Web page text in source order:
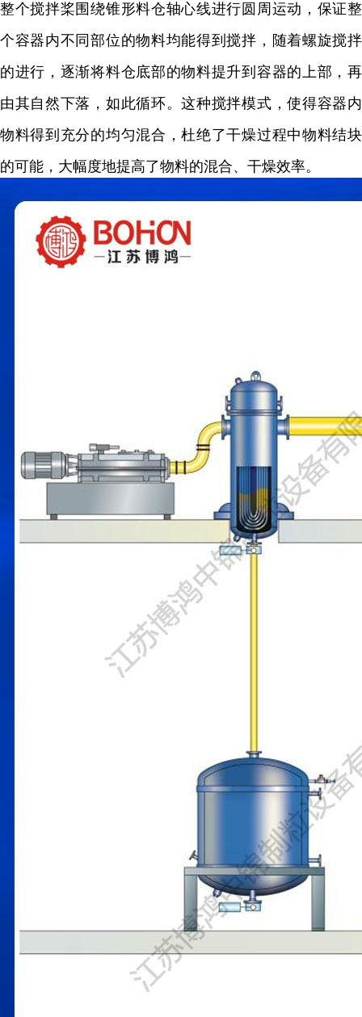
整个搅拌桨围绕锥形料仓轴心线进行圆周运动，保证整
个容器内不同部位的物料均能得到搅拌，随着螺旋搅拌
的进行，逐渐将料仓底部的物料提升到容器的上部，再
由其自然下落，如此循环。这种搅拌模式，使得容器内
物料得到充分的均匀混合，杜绝了干燥过程中物料结块
的可能，大幅度地提高了物料的混合、干燥效率。